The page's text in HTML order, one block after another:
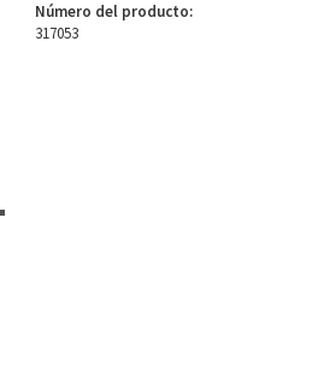
Número del producto:
317053